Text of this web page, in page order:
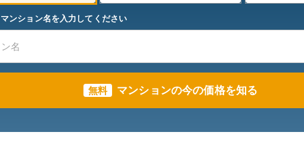
マンション名を入力してください
無料 マンションの今の価格を知る